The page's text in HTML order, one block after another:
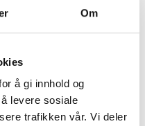
Om
å gi innhold og
levere sosiale
trafikken vår. Vi deler
Tomt På Lager
Triplex 2,9 -